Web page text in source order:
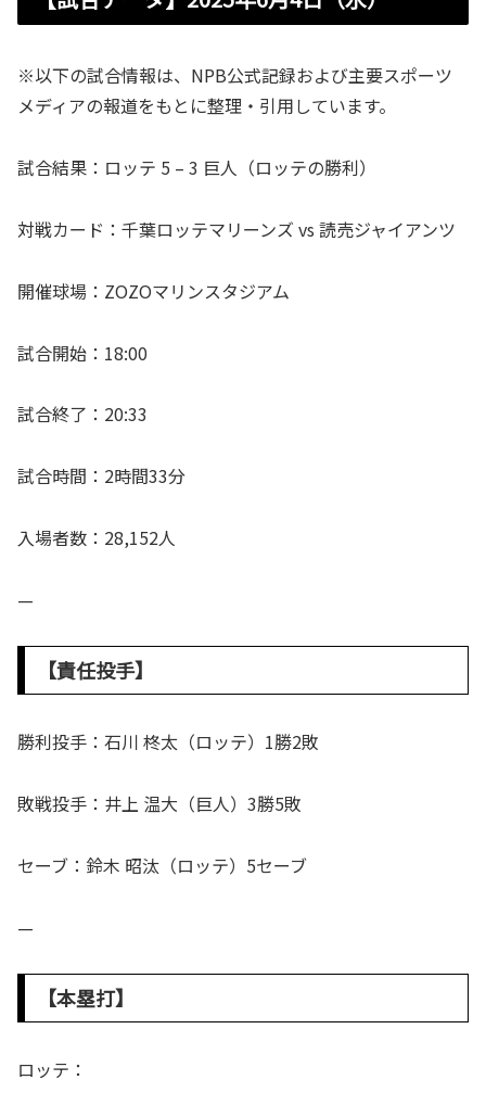
※以下の試合情報は、NPB公式記録および主要スポーツ
メディアの報道をもとに整理・引用しています。
試合結果：ロッテ 5 – 3 巨人（ロッテの勝利）
対戦カード：千葉ロッテマリーンズ vs 読売ジャイアンツ
開催球場：ZOZOマリンスタジアム
試合開始：18:00
試合終了：20:33
試合時間：2時間33分
入場者数：28,152人
—
【責任投手】
勝利投手：石川 柊太（ロッテ）1勝2敗
敗戦投手：井上 温大（巨人）3勝5敗
セーブ：鈴木 昭汰（ロッテ）5セーブ
—
【本塁打】
ロッテ：